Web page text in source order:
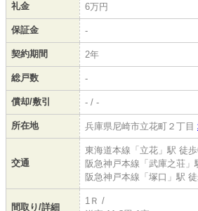
礼金 6万円
保証金 -
契約期間 2年
総戸数 -
償却/敷引 - / -
所在地 兵庫県尼崎市立花町２丁目
交通
東海道本線「立花」駅 徒
阪急神戸本線「武庫之荘」
阪急神戸本線「塚口」駅
間取り/詳細
1Ｒ /